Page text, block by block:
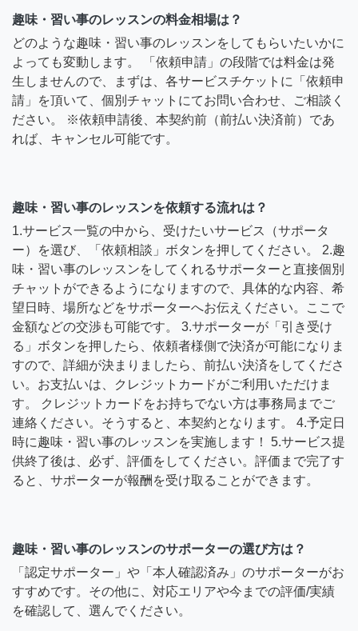
趣味・習い事のレッスンの料金相場は？
どのような趣味・習い事のレッスンをしてもらいたいかに
よっても変動します。 「依頼申請」の段階では料金は発
生しませんので、まずは、各サービスチケットに「依頼申
請」を頂いて、個別チャットにてお問い合わせ、ご相談く
ださい。 ※依頼申請後、本契約前（前払い決済前）であ
れば、キャンセル可能です。
趣味・習い事のレッスンを依頼する流れは？
1.サービス一覧の中から、受けたいサービス（サポータ
ー）を選び、「依頼相談」ボタンを押してください。 2.趣
味・習い事のレッスンをしてくれるサポーターと直接個別
チャットができるようになりますので、具体的な内容、希
望日時、場所などをサポーターへお伝えください。ここで
金額などの交渉も可能です。 3.サポーターが「引き受け
る」ボタンを押したら、依頼者様側で決済が可能になりま
すので、詳細が決まりましたら、前払い決済をしてくださ
い。お支払いは、クレジットカードがご利用いただけま
す。 クレジットカードをお持ちでない方は事務局までご
連絡ください。そうすると、本契約となります。 4.予定日
時に趣味・習い事のレッスンを実施します！ 5.サービス提
供終了後は、必ず、評価をしてください。評価まで完了す
ると、サポーターが報酬を受け取ることができます。
趣味・習い事のレッスンのサポーターの選び方は？
「認定サポーター」や「本人確認済み」のサポーターがお
すすめです。その他に、対応エリアや今までの評価/実績
を確認して、選んでください。